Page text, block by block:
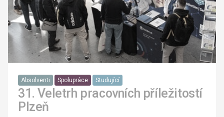
Absolventi Spolupráce Studující
31. Veletrh pracovních příležitostí
Plzeň